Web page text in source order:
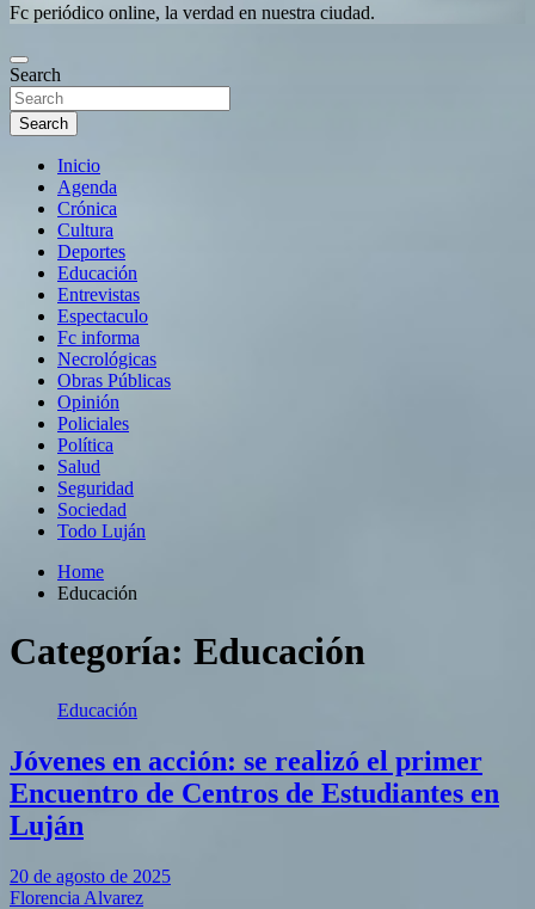
Fc periódico online, la verdad en nuestra ciudad.
Search
Search
Inicio
Agenda
Crónica
Cultura
Deportes
Educación
Entrevistas
Espectaculo
Fc informa
Necrológicas
Obras Públicas
Opinión
Policiales
Política
Salud
Seguridad
Sociedad
Todo Luján
Home
Educación
Categoría: Educación
Educación
Jóvenes en acción: se realizó el primer
Encuentro de Centros de Estudiantes en
Luján
20 de agosto de 2025
Florencia Alvarez